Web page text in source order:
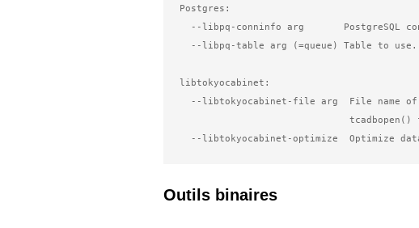
Postgres:
libtokyocabinet:
Outils binaires